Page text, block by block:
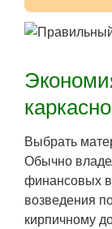
Выбрать
Обычно
финансовых
возведения
кирпичному